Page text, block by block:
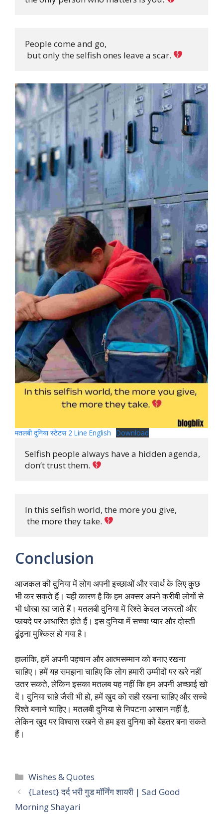
People come and go,
but only the selfish ones leave a scar.
मतलबी दुनिया स्टेटस 2 Line English Download
Selfish people always have a hidden agenda,
don’t trust them.
In this selfish world, the more you give,
the more they take.
Conclusion
आजकल की दुनिया में लोग अपनी इच्छाओं और स्वार्थ के लिए कुछ
भी कर सकते हैं। यही कारण है कि हम अक्सर अपने करीबी लोगों से
भी धोखा खा जाते हैं। मतलबी दुनिया में रिश्ते केवल जरूरतों और
फायदे पर आधारित होते हैं। इस दुनिया में सच्चा प्यार और दोस्ती
ढूंढ़ना मुश्किल हो गया है।
हालांकि, हमें अपनी पहचान और आत्मसम्मान को बनाए रखना
चाहिए। हमें यह समझना चाहिए कि लोग हमारी उम्मीदों पर खरे नहीं
उतर सकते, लेकिन इसका मतलब यह नहीं कि हम अपनी अच्छाई खो
दें। दुनिया चाहे जैसी भी हो, हमें खुद को सही रखना चाहिए और सच्चे
रिश्ते बनाने चाहिए। मतलबी दुनिया से निपटना आसान नहीं है,
लेकिन खुद पर विश्वास रखने से हम इस दुनिया को बेहतर बना सकते
हैं।
Categories
Wishes & Quotes
{Latest} दर्द भरी गुड मॉर्निंग शायरी | Sad Good
Morning Shayari